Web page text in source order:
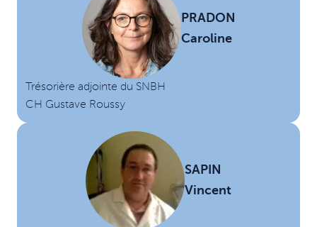
PRADON
Caroline
Trésorière adjointe du SNBH
CH Gustave Roussy
SAPIN
Vincent